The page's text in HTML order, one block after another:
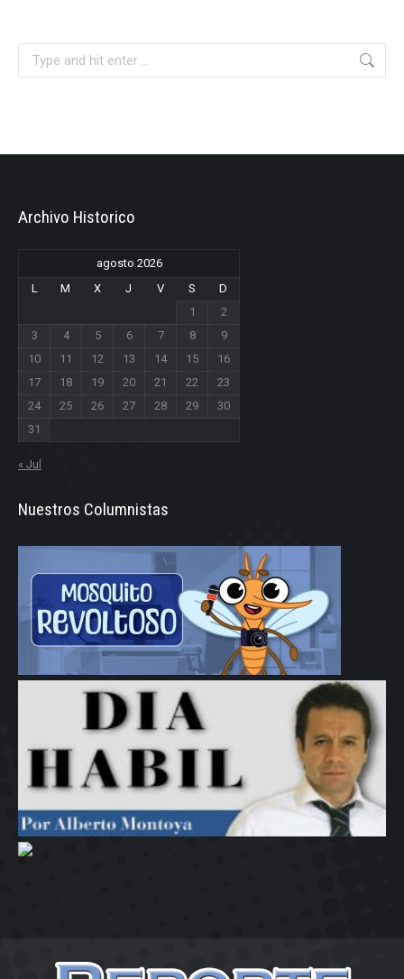
Archivo Historico
agosto 2026
L
M X J V S
D
1
2
3
4 5 6 7 8
9
10
11 12 13 14 15
16
17
18 19 20 21 22
23
24
25 26 27 28 29
30
31
« Jul
Nuestros Columnistas